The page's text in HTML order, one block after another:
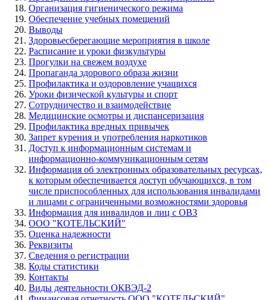
Организация гигиенического режима
Обеспечение учебных помещений
Выводы
Здоровьесберегающие мероприятия в школе
Расписание и уроки физкультуры
Прогулки на свежем воздухе
Пропаганда здорового образа жизни
Профилактика и оздоровление учащихся
Уроки физической культуры и спорт
Сотрудничество и взаимодействие
Медицинские осмотры и диспансеризация
Профилактика вредных привычек
Запрет курения и употребления наркотиков
Доступ к информационным системам и
информационно-коммуникационным сетям
Информация об электронных образовательных ресурсах,
к которым обеспечивается доступ обучающихся, в том
числе приспособленных для использования инвалидами
и лицами с ограниченными возможностями здоровья
Информация для инвалидов и лиц с ОВЗ
ООО "КОТЕЛЬСКИЙ"
Оценка надежности
Реквизиты
Сведения о регистрации
Коды статистики
Контакты
Виды деятельности ОКВЭД-2